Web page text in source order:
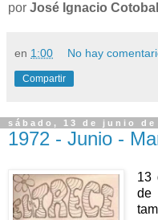
por José Ignacio
en 1:00 No hay
Compartir
sábado, 13 de junio de
1972 - Junio -
13
de